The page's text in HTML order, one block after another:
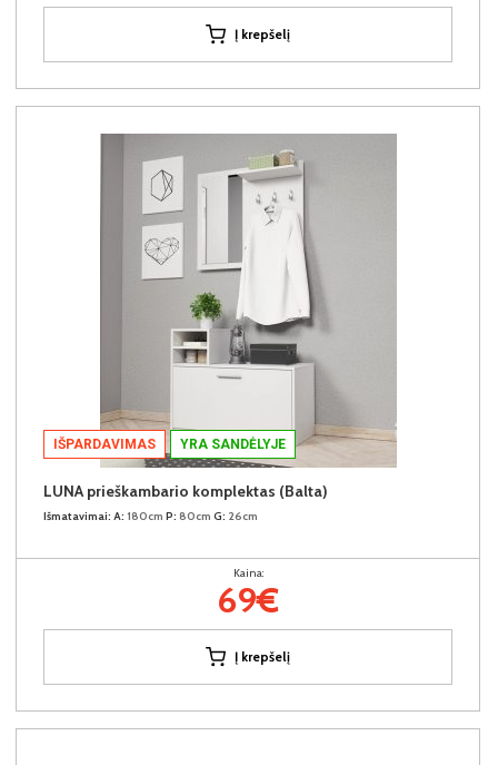
Į krepšelį
IŠPARDAVIMAS YRA SANDĖLYJE
LUNA prieškambario komplektas (Balta)
Išmatavimai: A: 180cm P: 80cm G: 26cm
Kaina:
69€
Į krepšelį